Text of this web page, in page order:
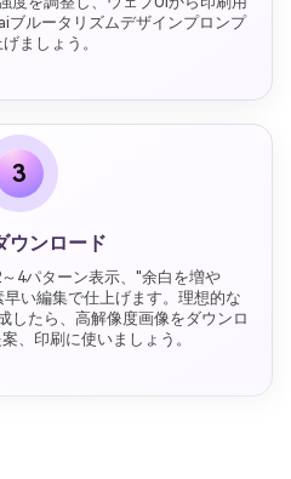
ブルータリズムデザインプロンプ
ましょう。
3
ウンロード
4パターン表示、"余白を増や
い編集で仕上げます。理想的な
したら、高解像度画像をダウンロ
、印刷に使いましょう。